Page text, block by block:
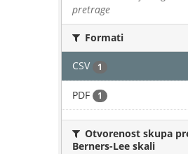
pretrage
Formati
CSV 1
PDF 1
Otvorenost skupa
Berners-Lee skali